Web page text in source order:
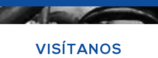
VISÍTANOS